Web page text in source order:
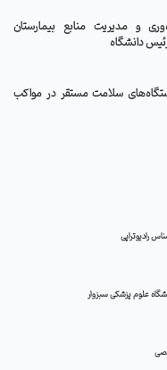
و مدیریت منابع بیمارستان
دانشگاه
سلامت مستقر در مواکب
علوم پزشکی سبزوار